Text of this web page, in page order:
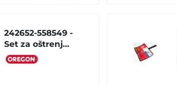
242652-558549 -
Set za oštrenje
4.5mm
(platneno